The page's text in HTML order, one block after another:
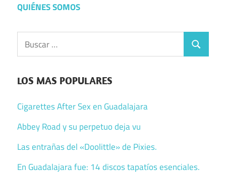
QUIÉNES SOMOS
Buscar:
Buscar
LOS MAS POPULARES
Cigarettes After Sex en Guadalajara
Abbey Road y su perpetuo deja vu
Las entrañas del «Doolittle» de Pixies.
En Guadalajara fue: 14 discos tapatíos esenciales.